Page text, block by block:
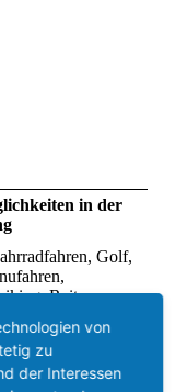
in der
Golf,
Reiten,
Volleyball,
von
zu
der Interessen